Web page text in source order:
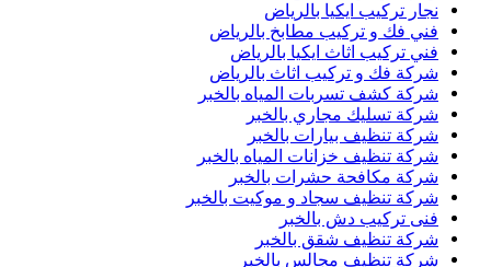
نجار تركيب ايكيا بالرياض
فني فك و تركيب مطابخ بالرياض
فني تركيب اثاث ايكيا بالرياض
شركة فك و تركيب اثاث بالرياض
شركة كشف تسربات المياه بالخبر
شركة تسليك مجاري بالخبر
شركة تنظيف بيارات بالخبر
شركة تنظيف خزانات المياه بالخبر
شركة مكافحة حشرات بالخبر
شركة تنظيف سجاد و موكيت بالخبر
فنى تركيب دش بالخبر
شركة تنظيف شقق بالخبر
شركة تنظيف مجالس بالخبر